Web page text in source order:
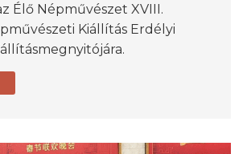
Élő Népművészet XVIII.
Kiállítás Erdélyi